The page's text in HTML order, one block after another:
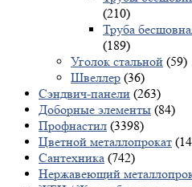
(210)
Труба
(189)
Уголок стальной (59)
Швеллер (36)
Сэндвич-панели (263)
Доборные элементы (84)
Профнастил (3398)
Цветной металлопрокат
Сантехника (742)
Нержавеющий